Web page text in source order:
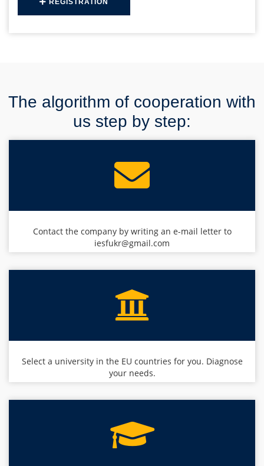
The algorithm of cooperation with
us step by step:
Contact the company by writing an e-mail letter to
iesfukr@gmail.com
Select a university in the EU countries for you. Diagnose
your needs.